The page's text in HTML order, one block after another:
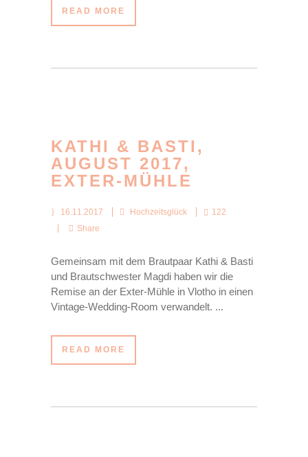
READ MORE
KATHI & BASTI,
AUGUST 2017,
EXTER-MÜHLE
16.11.2017 Hochzeitsglück
122
Share
Gemeinsam mit dem Brautpaar Kathi & Basti
und Brautschwester Magdi haben wir die
Remise an der Exter-Mühle in Vlotho in einen
Vintage-Wedding-Room verwandelt. ...
READ MORE